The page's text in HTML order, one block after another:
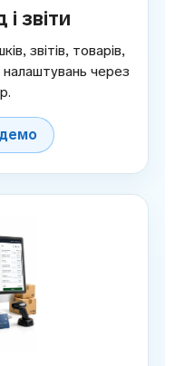
звіти
звітів, товарів,
налаштувань через